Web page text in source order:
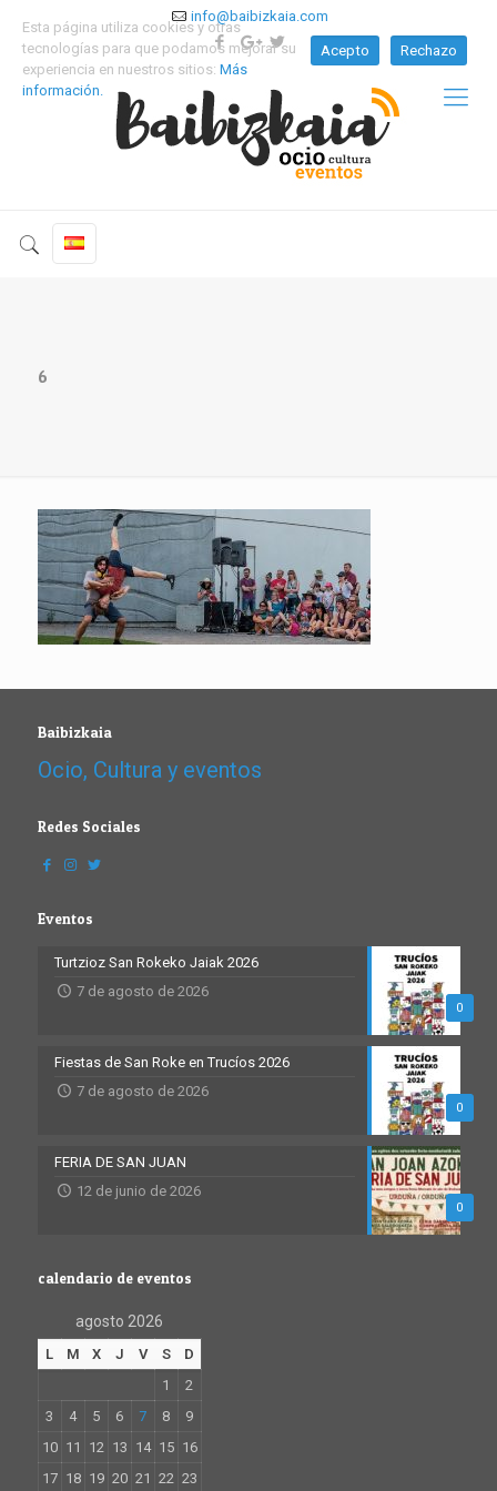
info@baibizkaia.com
6
Baibizkaia
Ocio, Cultura y eventos
Redes Sociales
Eventos
0
Turtzioz San Rokeko Jaiak 2026
7 de agosto de 2026
0
Fiestas de San Roke en Trucíos 2026
7 de agosto de 2026
0
FERIA DE SAN JUAN
12 de junio de 2026
calendario de eventos
agosto 2026
L M X J V S
D
1
2
3
4 5 6 7 8
9
10 11 12 13 14 15 16
17 18 19 20 21 22 23
Esta página utiliza cookies y otras
tecnologías para que podamos mejorar su
experiencia en nuestros sitios: Más
información.
Acepto Rechazo